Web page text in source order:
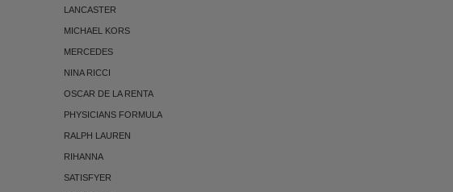
LANCASTER
MICHAEL KORS
MERCEDES
NINA RICCI
OSCAR DE LA RENTA
PHYSICIANS FORMULA
RALPH LAUREN
RIHANNA
SATISFYER